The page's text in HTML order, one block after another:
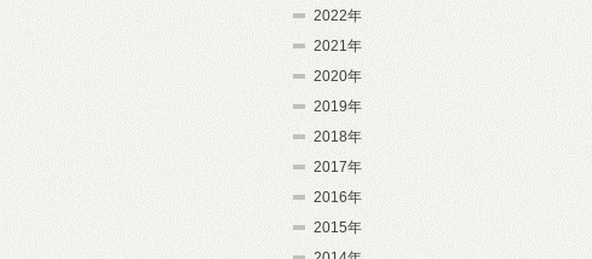
2022年
2021年
2020年
2019年
2018年
2017年
2016年
2015年